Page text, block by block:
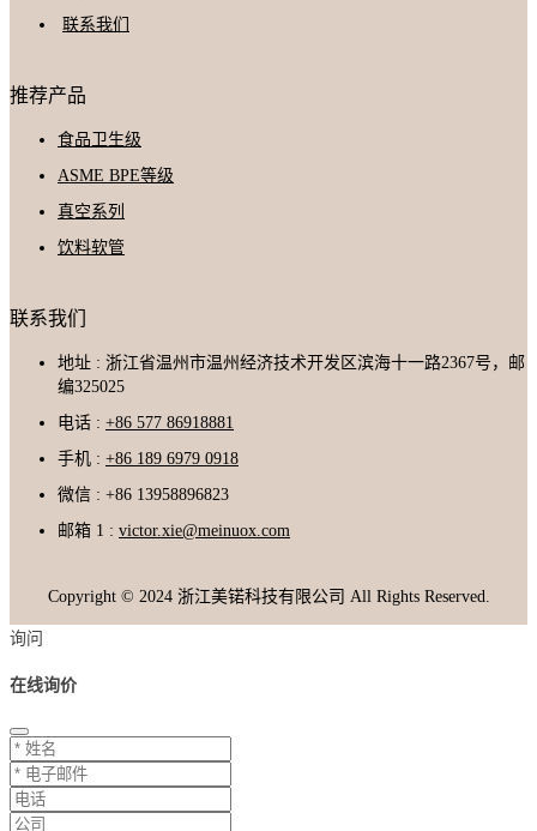
联系我们
推荐产品
食品卫生级
ASME BPE等级
真空系列
饮料软管
联系我们
地址 : 浙江省温州市温州经济技术开发区滨海十一路2367号，邮
编325025
电话 : +86 577 86918881
手机 : +86 189 6979 0918
微信 : +86 13958896823
邮箱 1 : victor.xie@meinuox.com
Copyright © 2024 浙江美锘科技有限公司 All Rights Reserved.
询问
在线询价